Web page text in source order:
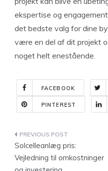
ekspertise og
det bedste valg for dine
være en del af dit projekt
noget helt enestående.
FACEBOOK
PINTEREST
Solcelleanlæg pris:
Vejledning til omkostninger